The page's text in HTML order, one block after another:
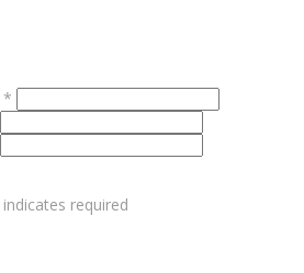
*
indicates required